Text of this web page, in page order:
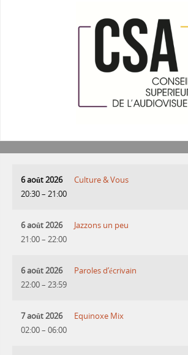
6 août 2026
20:30– 21:00
Culture & Vous
6 août 2026
21:00– 22:00
Jazzons un peu
6 août 2026
22:00– 23:59
Paroles d’écrivain
7 août 2026
02:00– 06:00
Equinoxe Mix